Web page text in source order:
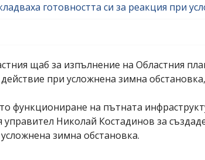
готовността си за реакция при
щаб за изпълнение на Областния
при усложнена зимна
на пътната
Николай Костадинов за
зимна обстановка.